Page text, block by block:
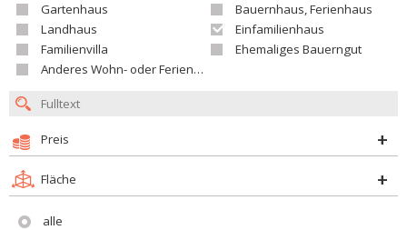
Gartenhaus
Bauernhaus, Ferienhaus
Landhaus
Einfamilienhaus
Familienvilla
Ehemaliges Bauerngut
Anderes Wohn- oder Ferienobjekt
Preis
Fläche
alle